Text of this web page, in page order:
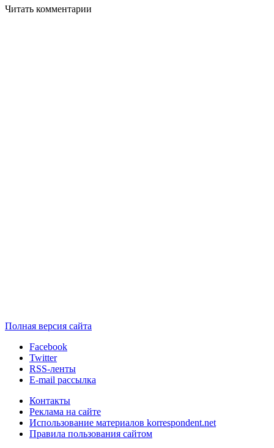
Читать комментарии
Полная версия сайта
Facebook
Twitter
RSS-ленты
E-mail рассылка
Контакты
Реклама на сайте
Использование материалов korrespondent.net
Правила пользования сайтом